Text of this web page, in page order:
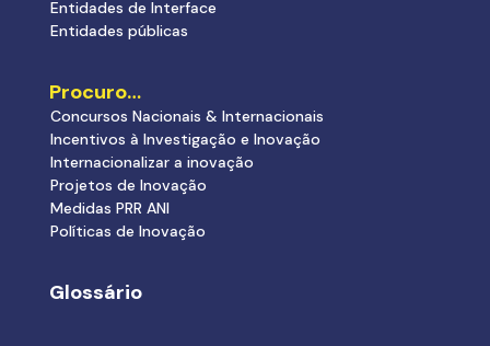
Entidades de Interface
Entidades públicas
Procuro…
Concursos Nacionais & Internacionais
Incentivos à Investigação e Inovação
Internacionalizar a inovação
Projetos de Inovação
Medidas PRR ANI
Políticas de Inovação
Glossário